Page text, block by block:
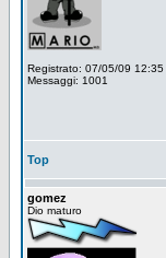
Registrato: 07/05/09 12:35
Messaggi: 1001
Top
gomez
Dio maturo